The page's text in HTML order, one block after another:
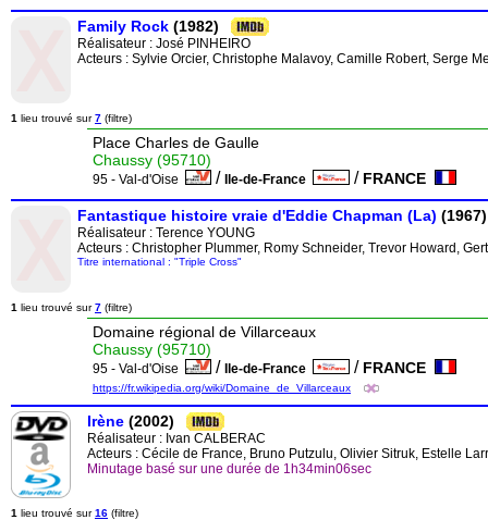
Family Rock (1982)
Réalisateur : José PINHEIRO
Acteurs : Sylvie Orcier, Christophe Malavoy, Camille Robert, Serge
1 lieu trouvé sur7 (filtre)
Place Charles de Gaulle
Chaussy (95710)
95 - Val-d'Oise / Ile-de-France / FRANCE
Fantastique histoire vraie d'Eddie Chapman (La) (1967)
Réalisateur : Terence YOUNG
Acteurs : Christopher Plummer, Romy Schneider, Trevor Howard,
Titre international : "Triple Cross"
1 lieu trouvé sur7 (filtre)
Domaine régional de Villarceaux
Chaussy (95710)
95 - Val-d'Oise / Ile-de-France / FRANCE
https://fr.wikipedia.org/wiki/Domaine_de_Villarceaux
Irène (2002)
Réalisateur : Ivan CALBERAC
Acteurs : Cécile de France, Bruno Putzulu, Olivier Sitruk, Estelle
Minutage basé sur une durée de 1h34min06sec
1 lieu trouvé sur16 (filtre)